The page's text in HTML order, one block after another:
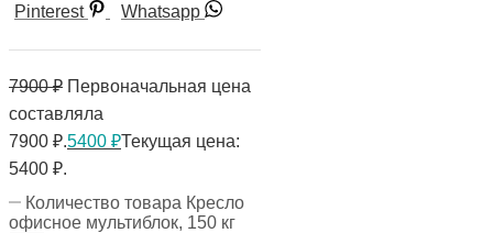
Pinterest
Whatsapp
7900₽ Первоначальная цена
составляла
7900 ₽.5400 ₽Текущая цена:
5400 ₽.
Количество товара Кресло
офисное мультиблок, 150 кг